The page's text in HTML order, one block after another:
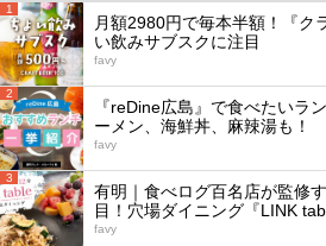
1
月額2980円で毎本半額！『ク
い飲みサブスクに注目
favy
2
『reDine広島』で食べたいラ
ーメン、海鮮丼、麻辣湯も！
favy
3
有明｜食べログ百名店が監修
目！穴場ダイニング『LINK
favy